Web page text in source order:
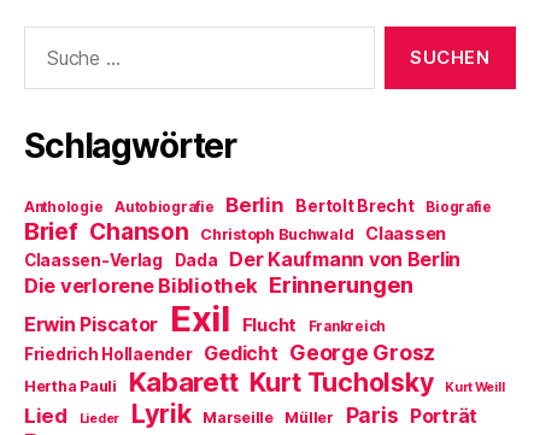
nach:
Schlagwörter
Anthologie Autobiografie Berlin Bertolt Brecht Biografie
Brief Chanson Christoph Buchwald Claassen
Claassen-Verlag Dada Der Kaufmann von Berlin
Die verlorene Bibliothek Erinnerungen
Erwin Piscator Exil Flucht Frankreich
Friedrich Hollaender Gedicht George Grosz
Hertha Pauli Kabarett Kurt Tucholsky Kurt Weill
Lied Lieder Lyrik Marseille Müller Paris Porträt